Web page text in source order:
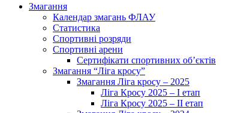
Змагання
Календар змагань ФЛАУ
Статистика
Спортивні розряди
Спортивні арени
Сертифікати спортивних об’єктів
Змагання “Ліга кросу”
Змагання Ліга кросу – 2025
Ліга Кросу 2025 – I етап
Ліга Кросу 2025 – II етап